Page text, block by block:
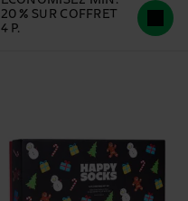
20 % SUR COFFRET
4 P.